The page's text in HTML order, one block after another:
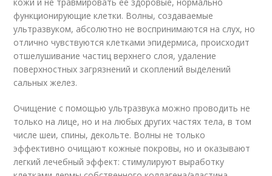
функционирующие клетки. Волны, создаваемые
ультразвуком, абсолютно не воспринимаются на слух, но
отлично чувствуются клетками эпидермиса, происходит
отшелушивание частиц верхнего слоя, удаление
поверхностных загрязнений и скоплений выделений
сальных желез.
Очищение с помощью ультразвука можно проводить не
только на лице, но и на любых других частях тела, в том
числе шеи, спины, декольте. Волны не только
эффективно очищают кожные покровы, но и оказывают
легкий лечебный эффект: стимулируют выработку